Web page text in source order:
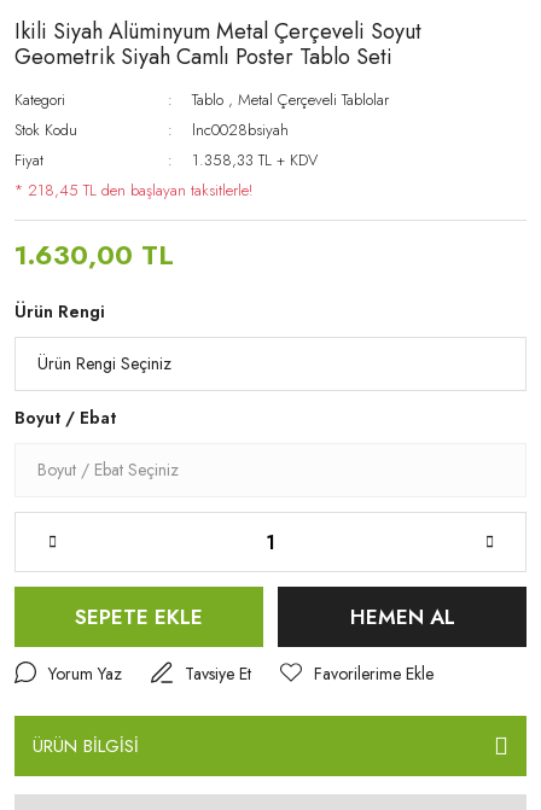
Ikili Siyah Alüminyum Metal Çerçeveli Soyut
Geometrik Siyah Camlı Poster Tablo Seti
Kategori Tablo ,Metal Çerçeveli Tablolar
Stok Kodu
lnc0028bsiyah
Fiyat
1.358,33 TL + KDV
* 218,45 TL den başlayan taksitlerle!
1.630,00 TL
Ürün Rengi
Boyut / Ebat
SEPETE EKLE HEMEN AL
Yorum Yaz Tavsiye Et
ÜRÜN BİLGİSİ